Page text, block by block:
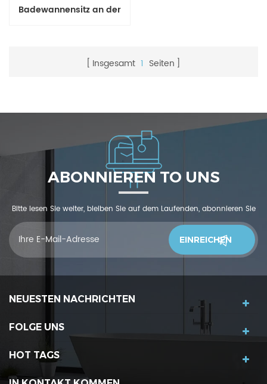
Badewannensitz an der
Insgesamt 1 Seiten
ABONNIEREN TO UNS
Bitte lesen Sie weiter, bleiben Sie auf dem Laufenden, abonnieren Sie
und wir begrüßen Sie, uns was zu sagendu denkst
NEUESTEN NACHRICHTEN
FOLGE UNS
HOT TAGS